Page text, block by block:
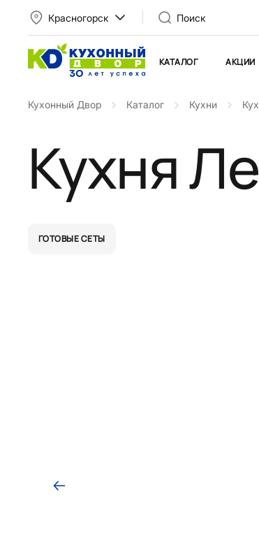
Красногорск Поиск
КАТАЛОГ АКЦИИ
Кухонный Двор Каталог Кухни
Кухня
ГОТОВЫЕ СЕТЫ